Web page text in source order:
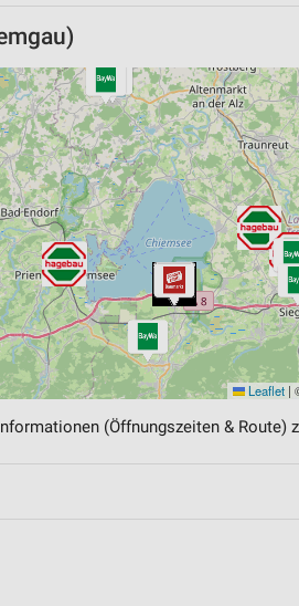
Leaflet |
(Öffnungszeiten & Route)